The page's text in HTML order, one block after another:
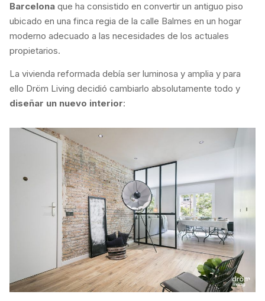
Barcelona que ha consistido en convertir un antiguo piso
ubicado en una finca regia de la calle Balmes en un hogar
moderno adecuado a las necesidades de los actuales
propietarios.
La vivienda reformada debía ser luminosa y amplia y para
ello Dröm Living decidió cambiarlo absolutamente todo y
diseñar un nuevo interior: